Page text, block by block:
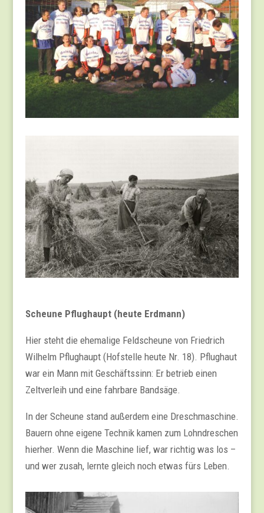
Scheune Pflughaupt (heute Erdmann)
Hier steht die ehemalige Feldscheune von Friedrich
Wilhelm Pflughaupt (Hofstelle heute Nr. 18). Pflughaut
war ein Mann mit Geschäftssinn: Er betrieb einen
Zeltverleih und eine fahrbare Bandsäge.
In der Scheune stand außerdem eine Dreschmaschine.
Bauern ohne eigene Technik kamen zum Lohndreschen
hierher. Wenn die Maschine lief, war richtig was los –
und wer zusah, lernte gleich noch etwas fürs Leben.